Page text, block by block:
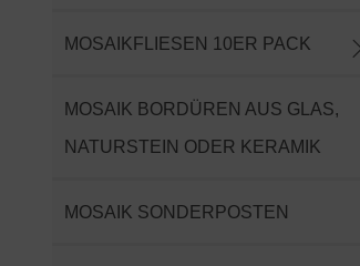
MOSAIKFLIESEN 10ER PACK
MOSAIK BORDÜREN AUS GLAS,
NATURSTEIN ODER KERAMIK
MOSAIK SONDERPOSTEN